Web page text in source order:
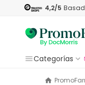
4,2/5
Categorías